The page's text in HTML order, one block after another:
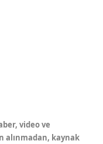
video ve
alınmadan, kaynak